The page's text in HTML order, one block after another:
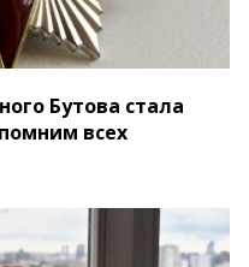
Бутова стала
всех